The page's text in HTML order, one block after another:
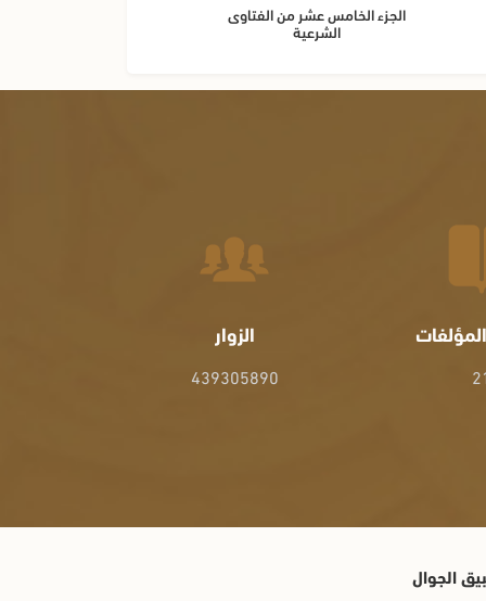
الجزء الخامس عشر من الفتاوى
الشرعية
الزوار
439305890
الجوال